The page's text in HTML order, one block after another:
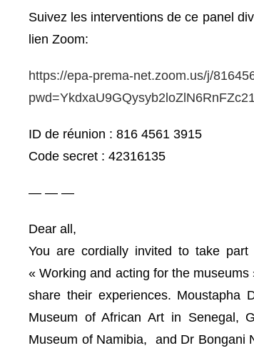
Suivez les interventions de ce panel
lien Zoom:
https://epa-prema-net.zoom.us/j/
ID de réunion : 816 4561 3915
Code secret : 42316135
— — —
Dear all,
You are cordially invited to take
« Working and acting for the
share their experiences. Moustapha
Museum of African Art in Senegal,
Museum of Namibia, and Dr Bongani